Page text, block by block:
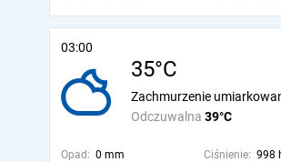
03:00
35°C
Odczuwalna 39°C
Zachmurzenie
Opad: 0 mm Ciśnienie: 998